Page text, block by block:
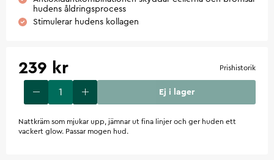
hudens åldringsprocess
Stimulerar hudens kollagen
239 kr Prishistorik
Ej i lager
Nattkräm som mjukar upp, jämnar ut fina linjer och ger huden ett
vackert glow. Passar mogen hud.